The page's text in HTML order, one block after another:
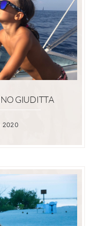
GIUDITTA
2020